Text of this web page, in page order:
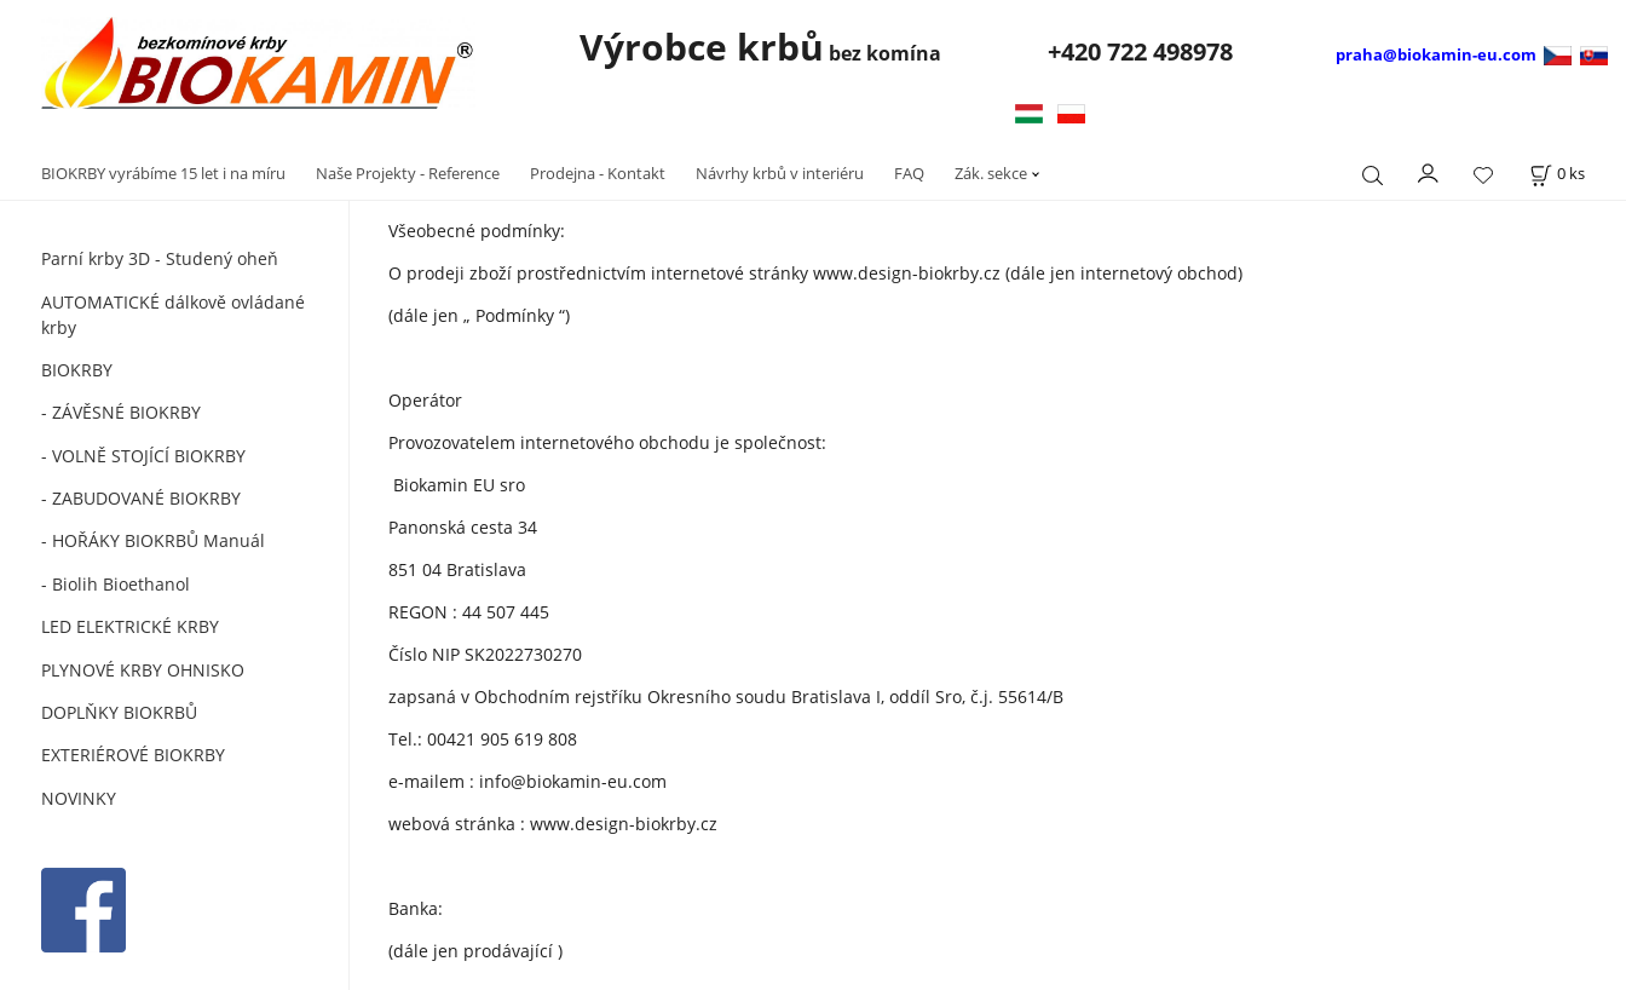
Výrobce krbů bez komína +420722 498978 praha@biokamin-eu.com
BIOKRBY vyrábíme 15 let i na míru Naše Projekty - Reference Prodejna - Kontakt Návrhy krbů v interiéru FAQ Zák. sekce 0 ks
Parní krby 3D - Studený oheň
AUTOMATICKÉ dálkově ovládané
krby
BIOKRBY
- ZÁVĚSNÉ BIOKRBY
- VOLNĚ STOJÍCÍ BIOKRBY
- ZABUDOVANÉ BIOKRBY
- HOŘÁKY BIOKRBŮ Manuál
- Biolih Bioethanol
LED ELEKTRICKÉ KRBY
PLYNOVÉ KRBY OHNISKO
DOPLŇKY BIOKRBŮ
EXTERIÉROVÉ BIOKRBY
NOVINKY
Všeobecné podmínky:
O prodeji zboží prostřednictvím internetové stránky www.design-biokrby.cz (dále jen internetový obchod)
(dále jen „ Podmínky “)
Operátor
Provozovatelem internetového obchodu je společnost:
Biokamin EU sro
Panonská cesta 34
851 04 Bratislava
REGON : 44 507 445
Číslo NIP SK2022730270
zapsaná v Obchodním rejstříku Okresního soudu Bratislava I, oddíl Sro, č.j. 55614/B
Tel.: 00421 905 619 808
e-mailem : info@biokamin-eu.com
webová stránka : www.design-biokrby.cz
Banka:
(dále jen prodávající )